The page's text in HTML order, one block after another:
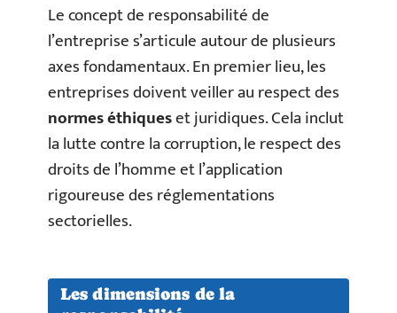
Le concept de responsabilité de
l’entreprise s’articule autour de plusieurs
axes fondamentaux. En premier lieu, les
entreprises doivent veiller au respect des
normes éthiqueset juridiques. Cela inclut
la lutte contre la corruption, le respect des
droits de l’homme et l’application
rigoureuse des réglementations
sectorielles.
Les dimensions de la